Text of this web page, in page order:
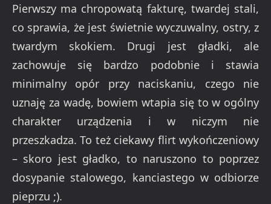
Pierwszy ma chropowatą fakturę, twardej stali,
co sprawia, że jest świetnie wyczuwalny, ostry, z
twardym skokiem. Drugi jest gładki, ale
zachowuje się bardzo podobnie i stawia
minimalny opór przy naciskaniu, czego nie
uznaję za wadę, bowiem wtapia się to w ogólny
charakter urządzenia i w niczym nie
przeszkadza. To też ciekawy flirt wykończeniowy
– skoro jest gładko, to naruszono to poprzez
dosypanie stalowego, kanciastego w odbiorze
pieprzu ;).